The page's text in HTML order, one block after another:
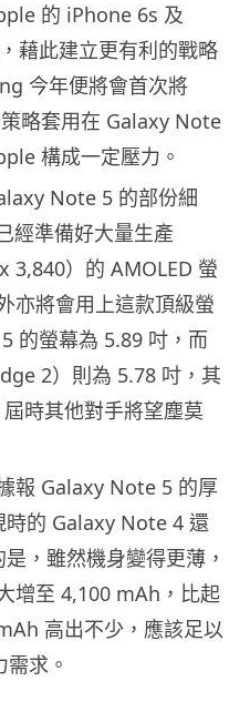
的 iPhone 6s 及
藉此建立更有利的戰略
今年便將會首次將
略套用在 Galaxy Note
構成一定壓力。
Note 5 的部份細
經準備好大量生產
3,840）的 AMOLED 螢
亦將會用上這款頂級螢
的螢幕為 5.89 吋，而
2）則為 5.78 吋，其
時其他對手將望塵莫
報 Galaxy Note 5 的厚
的 Galaxy Note 4 還
，雖然機身變得更薄，
增至 4,100 mAh，比起
高出不少，應該足以
求。